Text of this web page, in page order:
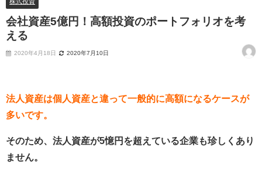
会社資産5億円！高額投資のポートフォリオを考
える
2020年4月18日 2020年7月10日
法人資産は個人資産と違って一般的に高額になるケースが
多いです。
そのため、法人資産が5憶円を超えている企業も珍しくあり
ません。